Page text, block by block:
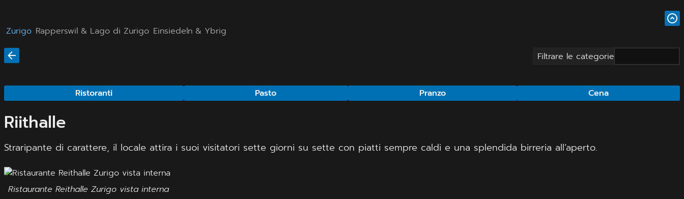
Zurigo Rapperswil & Lago di Zurigo Einsiedeln & Ybrig
Filtrare le categorie
Ristoranti Pasto Pranzo Cena
Riithalle
Straripante di carattere, il locale attira i suoi visitatori sette giorni su sette con piatti sempre caldi e una splendida birreria all’aperto.
Ristaurante Reithalle Zurigo vista interna